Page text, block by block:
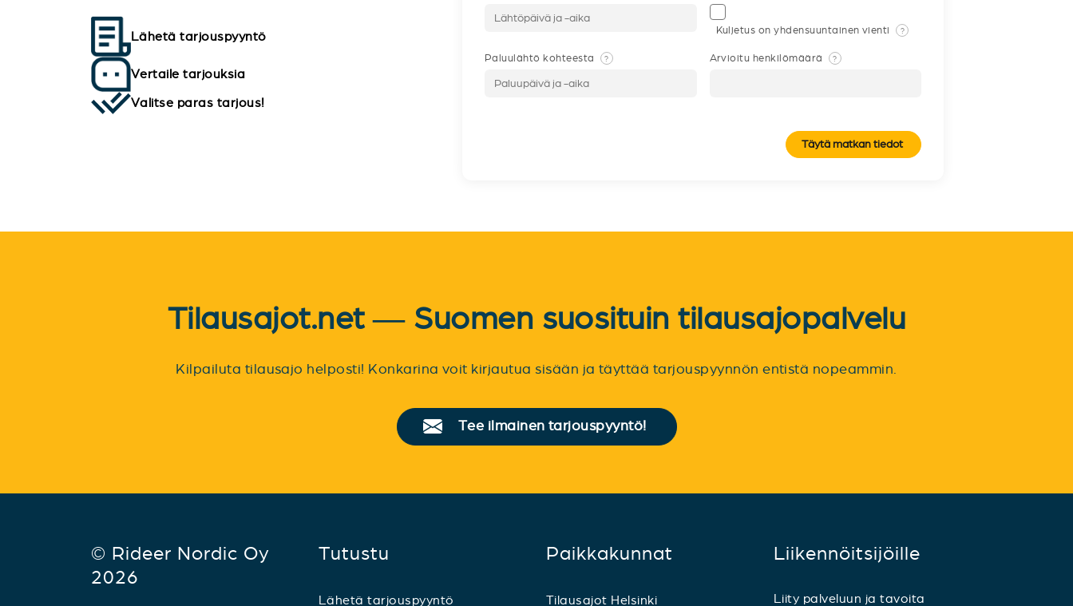
Lähetä tarjouspyyntö
Vertaile tarjouksia
Valitse paras tarjous!
Kuljetus on yhdensuuntainen vienti ?
Paluulähtö kohteesta ? Arvioitu henkilömäärä ?
Täytä matkan tiedot
Tilausajot.net — Suomen suosituin tilausajopalvelu
Kilpailuta tilausajo helposti! Konkarina voit kirjautua sisään ja täyttää tarjouspyynnön entistä nopeammin.
Tee ilmainen tarjouspyyntö!
© Rideer Nordic Oy
2026
Tutustu
Lähetä tarjouspyyntö
Paikkakunnat
Tilausajot Helsinki
Liikennöitsijöille
Liity palveluun ja tavoita